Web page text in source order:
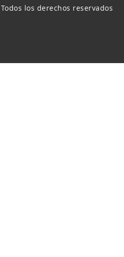
los derechos reservados